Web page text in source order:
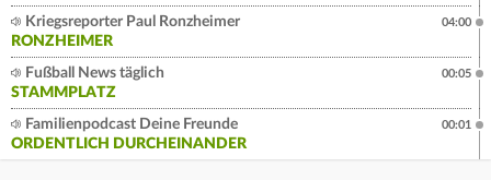
Kriegsreporter Paul Ronzheimer
RONZHEIMER
04:00
Fußball News täglich
STAMMPLATZ
00:05
Familienpodcast Deine Freunde
ORDENTLICH DURCHEINANDER
00:01